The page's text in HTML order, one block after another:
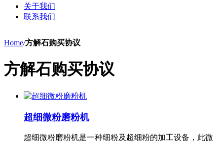
关于我们
联系我们
Home/方解石购买协议
方解石购买协议
超细微粉磨粉机
超细微粉磨粉机是一种细粉及超细粉的加工设备，此微